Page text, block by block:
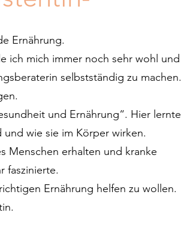
Ernährung.
ich mich immer noch sehr wohl und
selbstständig zu machen.
und Ernährung“. Hier lernte
wie sie im Körper wirken.
Menschen erhalten und kranke
faszinierte.
Ernährung helfen zu wollen.